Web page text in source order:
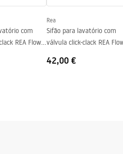
com
REA Flow
Rea
Sifão para lavatório com
válvula click-clack REA
42,00 €